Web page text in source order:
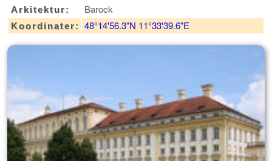
Arkitektur: Barock
Koordinater: 48°14'56.3"N 11°33'39.6"E